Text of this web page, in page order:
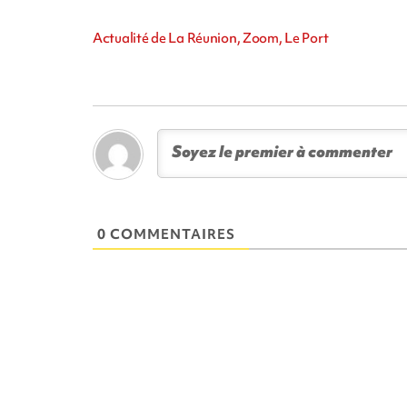
Actualité de La Réunion, Zoom, Le Port
0 COMMENTAIRES